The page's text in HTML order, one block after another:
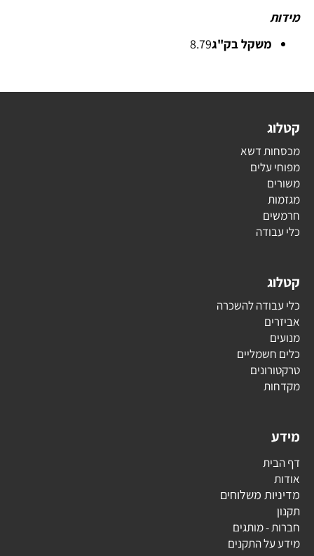
מידות
משקל בק"ג8.79
קטלוג
מכסחות דשא
מפוחי עלים
משורים
מגזמות
חרמשים
כלי עבודה
קטלוג
כלי עבודה להשכרה
אביזרים
מנועים
כלים חשמליים
טרקטורונים
מקדחות
מידע
דף הבית
אודות
מדיניות משלוחים
תקנון
חברות - מותגים
מידע על התקנים